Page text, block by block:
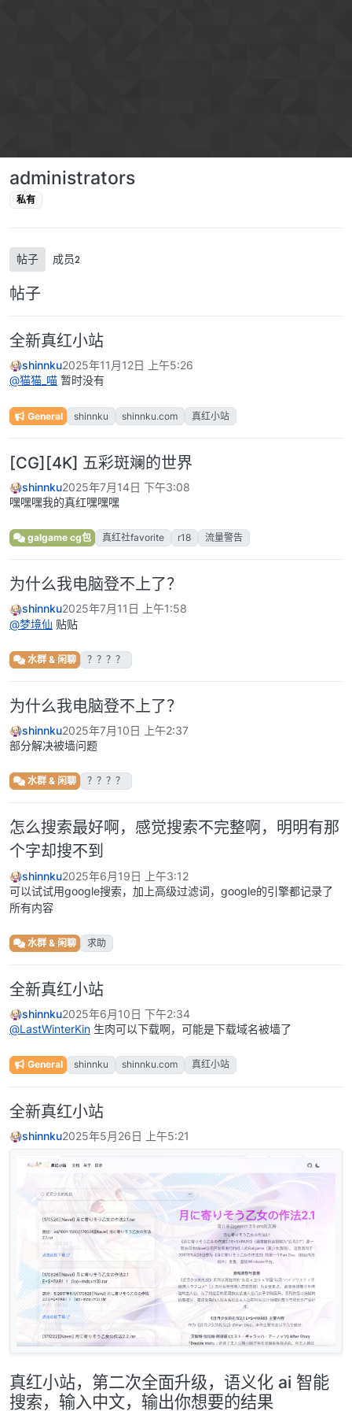
administrators
私有
帖子 成员2
帖子
全新真红小站
shinnku2025年11月12日 上午5:26
@猫猫_喵 暂时没有
General shinnku shinnku.com 真红小站
[CG][4K] 五彩斑斓的世界
shinnku2025年7月14日 下午3:08
嘿嘿嘿我的真红嘿嘿嘿
galgame cg包 真红社favorite r18 流量警告
为什么我电脑登不上了？
shinnku2025年7月11日 上午1:58
@梦境仙 贴贴
水群 & 闲聊 ？？？？
为什么我电脑登不上了？
shinnku2025年7月10日 上午2:37
部分解决被墙问题
水群 & 闲聊 ？？？？
怎么搜索最好啊，感觉搜索不完整啊，明明有那
个字却搜不到
shinnku2025年6月19日 上午3:12
可以试试用google搜索，加上高级过滤词，google的引擎都记录了
所有内容
水群 & 闲聊 求助
全新真红小站
shinnku2025年6月10日 下午2:34
@LastWinterKin 生肉可以下载啊，可能是下载域名被墙了
General shinnku shinnku.com 真红小站
全新真红小站
shinnku2025年5月26日 上午5:21
真红小站，第二次全面升级，语义化 ai 智能
搜索，输入中文，输出你想要的结果